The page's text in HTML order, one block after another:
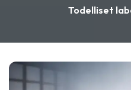
Todelliset